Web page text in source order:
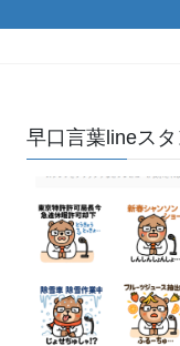
早口言葉lineス